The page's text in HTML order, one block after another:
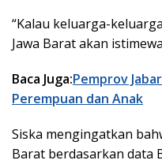
“Kalau keluarga-
Jawa Barat akan
Baca Juga:Pemprov
Perempuan dan Anak
Siska mengingatkan
Barat berdasarkan data